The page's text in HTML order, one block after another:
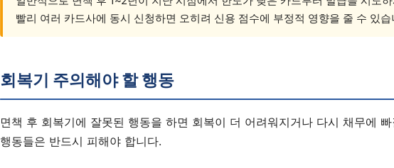
빨리 여러 카드사에 동시 신청하면 오히려 신용 점수에 부정적 영향을 줄 수 있습
회복기 주의해야 할 행동
면책 후 회복기에 잘못된 행동을 하면 회복이 더 어려워지거나 다시 채무에
행동들은 반드시 피해야 합니다.